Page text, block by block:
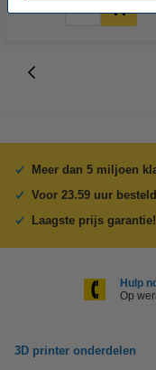
Meer dan 5 miljoen
Voor 23.59 uur
Laagste prijs garantie!
Hulp
Op
3D printer onderdelen